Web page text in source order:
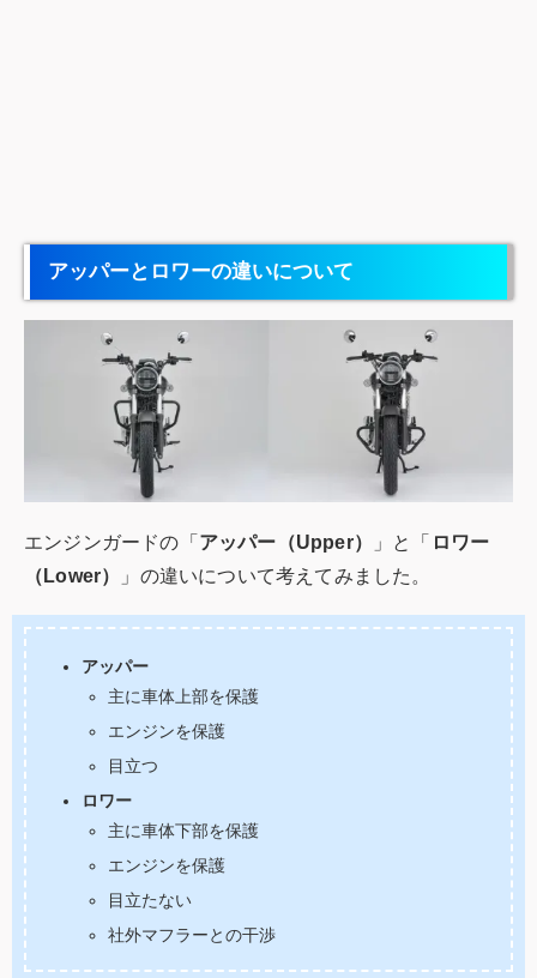
アッパーとロワーの違いについて
エンジンガードの「 アッパー（Upper） 」と「 ロワー
（Lower）
」の違いについて考えてみました。
アッパー
主に車体上部を保護
エンジンを保護
目立つ
ロワー
主に車体下部を保護
エンジンを保護
目立たない
社外マフラーとの干渉